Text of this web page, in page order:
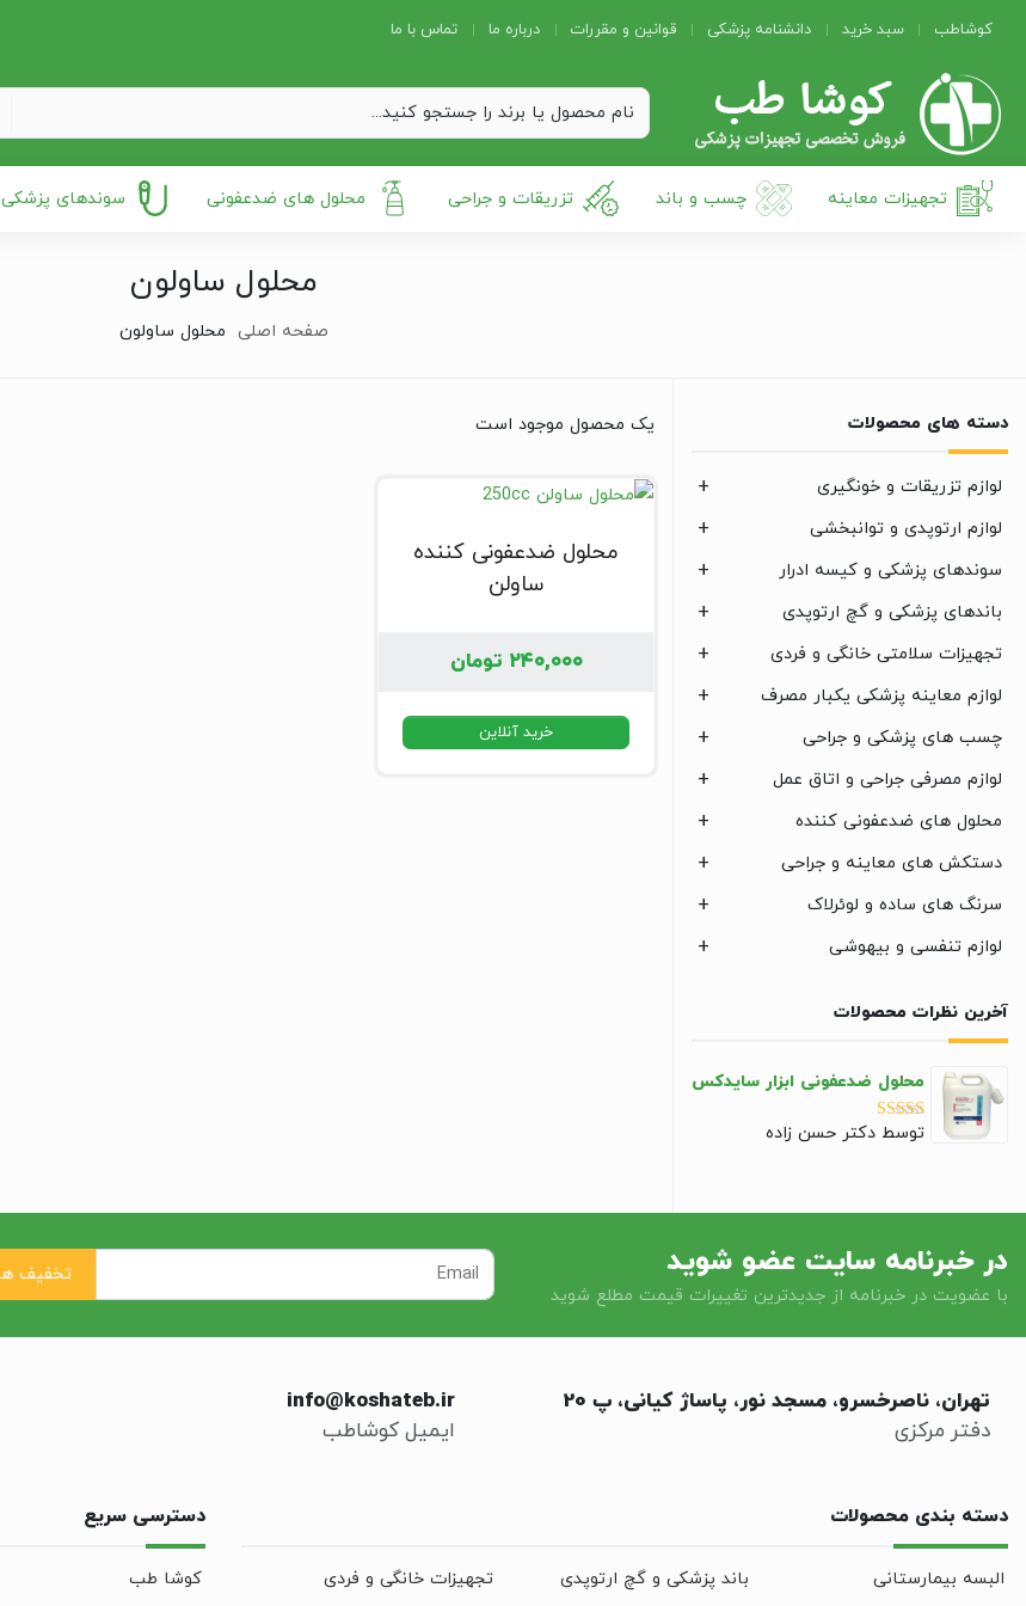
کوشاطب سبد خرید دانشنامه پزشکی قوانین و مقررات درباره ما تماس با ما
تجهیزات معاینه چسب و باند تزریقات و جراحی محلول های ضدعفونی سوندهای پزشکی
محلول ساولون
صفحه اصلی محلول ساولون
دسته های محصولات
لوازم تزریقات و خونگیری
لوازم ارتوپدی و توانبخشی
سوندهای پزشکی و کیسه ادرار
باندهای پزشکی و گچ ارتوپدی
تجهیزات سلامتی خانگی و فردی
لوازم معاینه پزشکی یکبار مصرف
چسب های پزشکی و جراحی
لوازم مصرفی جراحی و اتاق عمل
محلول های ضدعفونی کننده
دستکش های معاینه و جراحی
سرنگ های ساده و لوئرلاک
لوازم تنفسی و بیهوشی
آخرین نظرات محصولات
محلول ضدعفونی ابزار سایدکس
نمره5 از 5
توسط دکتر حسن زاده
یک محصول موجود است
محلول ضدعفونی کننده
ساولن
۲۴۰,۰۰۰ تومان
خرید آنلاین
در خبرنامه سایت عضو شوید
با عضویت در خبرنامه از جدیدترین تغییرات قیمت مطلع شوید
تهران، ناصرخسرو، مسجد نور، پاساژ کیانی، پ 20
دفتر مرکزی
info@koshateb.ir
ایمیل کوشاطب
دسته بندی محصولات
البسه بیمارستانی باند پزشکی و گچ ارتوپدی تجهیزات خانگی و فردی
دسترسی سریع
کوشا طب